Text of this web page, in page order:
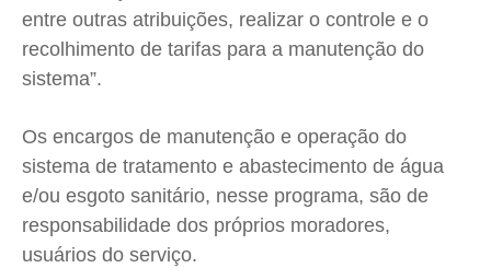
entre outras atribuições, realizar o controle e o
recolhimento de tarifas para a manutenção do
sistema”.
Os encargos de manutenção e operação do
sistema de tratamento e abastecimento de água
e/ou esgoto sanitário, nesse programa, são de
responsabilidade dos próprios moradores,
usuários do serviço.